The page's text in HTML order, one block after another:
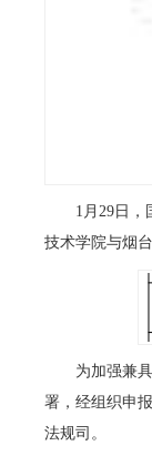
1月29日，国
技术学院与烟
为加强兼具专
署，经组织申
法规司。